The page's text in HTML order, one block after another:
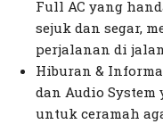
Full AC yang
sejuk dan segar,
perjalanan di
Hiburan &
dan Audio
untuk ceramah